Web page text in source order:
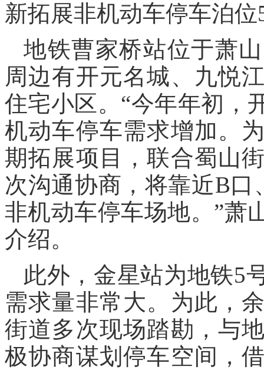
新拓展非机动车停车泊位
地铁曹家桥站位于萧
周边有开元名城、九悦
住宅小区。“今年年初，
机动车停车需求增加。
期拓展项目，联合蜀山
次沟通协商，将靠近B
非机动车停车场地。”萧
介绍。
此外，金星站为地铁5
需求量非常大。为此，
街道多次现场踏勘，与
极协商谋划停车空间，